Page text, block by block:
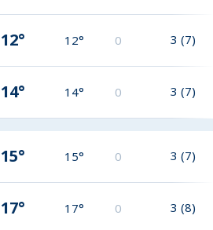
12° 12° 0 3 (7)
14° 14° 0 3 (7)
15° 15° 0 3 (7)
17° 17° 0 3 (8)